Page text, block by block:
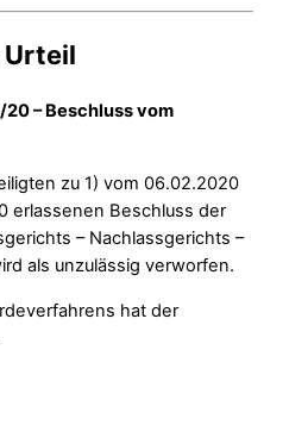
Urteil
20 – Beschluss vom
zu 1) vom 06.02.2020
erlassenen Beschluss der
– Nachlassgerichts –
als unzulässig verworfen.
hat der